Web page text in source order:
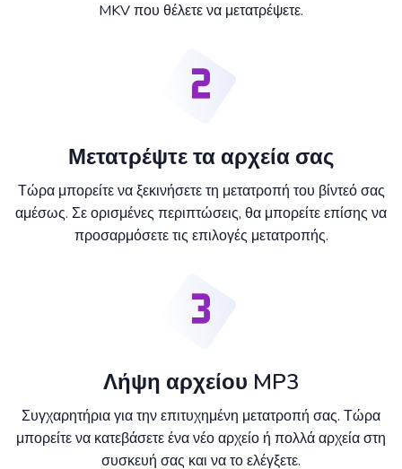
MKV που θέλετε να μετατρέψετε.
Μετατρέψτε τα αρχεία σας
Τώρα μπορείτε να ξεκινήσετε τη μετατροπή του βίντεό σας
αμέσως. Σε ορισμένες περιπτώσεις, θα μπορείτε επίσης να
προσαρμόσετε τις επιλογές μετατροπής.
Λήψη αρχείου MP3
Συγχαρητήρια για την επιτυχημένη μετατροπή σας. Τώρα
μπορείτε να κατεβάσετε ένα νέο αρχείο ή πολλά αρχεία στη
συσκευή σας και να το ελέγξετε.